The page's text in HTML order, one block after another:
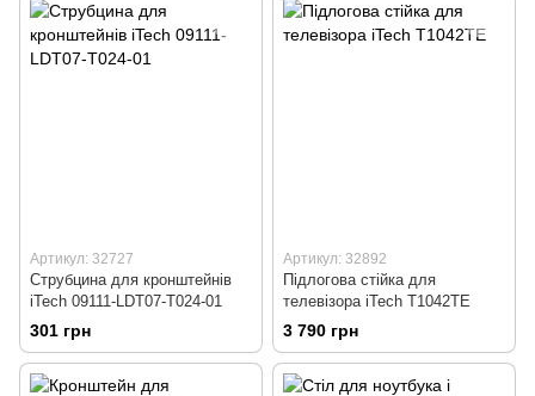
Артикул: 32727
Струбцина для кронштейнів
iTech 09111-LDT07-T024-01
301 грн
Артикул: 32892
Підлогова стійка для
телевізора iTech T1042TE
3 790 грн